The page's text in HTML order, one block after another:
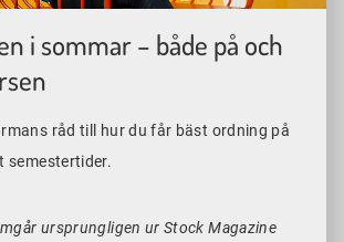
i sommar – både på och
råd till hur du får bäst ordning på
semestertider.
ursprungligen ur Stock Magazine